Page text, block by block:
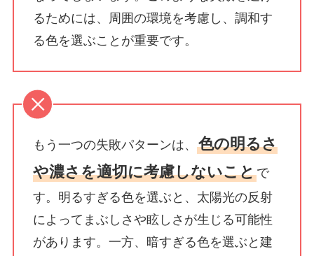
るためには、周囲の環境を考慮し、調和す
る色を選ぶことが重要です。
もう一つの失敗パターンは、 色の明るさ
や濃さを適切に考慮しないことで
す。明るすぎる色を選ぶと、太陽光の反射
によってまぶしさや眩しさが生じる可能性
があります。一方、暗すぎる色を選ぶと建